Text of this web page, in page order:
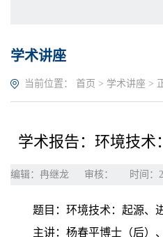
学术讲座
当前位置： 首页 > 学术讲座 >
学术报告：环境技术
编辑：冉继龙 审核： 时间：
题目：环境技术：起源、
主讲：杨春平博士（后）